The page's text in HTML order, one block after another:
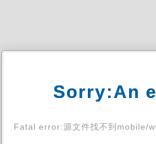
Sorry:An
Fatal error:源文件找不到mobile/